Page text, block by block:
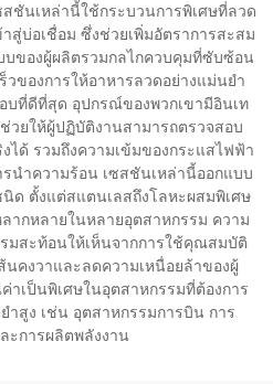
ชันเหล่านี้ใช้กระบวนการพิเศษที่ลวด
สู่บ่อเชื่อม ซึ่งช่วยเพิ่มอัตราการสะสม
บของผู้ผลิตรวมกลไกควบคุมที่ซับซ้อน
ของการให้อาหารลวดอย่างแม่นยำ
บที่ดีที่สุด อุปกรณ์ของพวกเขามีอินเท
ยให้ผู้ปฏิบัติงานสามารถตรวจสอบ
ได้ รวมถึงความเข้มของกระแสไฟฟ้า
นำความร้อน เซสชันเหล่านี้ออกแบบ
ด ตั้งแต่สแตนเลสถึงโลหะผสมพิเศษ
ากหลายในหลายอุตสาหกรรม ความ
มสะท้อนให้เห็นจากการใช้คุณสมบัติ
นคงวาและลดความเหนื่อยล้าของผู้
เป็นพิเศษในอุตสาหกรรมที่ต้องการ
ำสูง เช่น อุตสาหกรรมการบิน การ
ะการผลิตพลังงาน